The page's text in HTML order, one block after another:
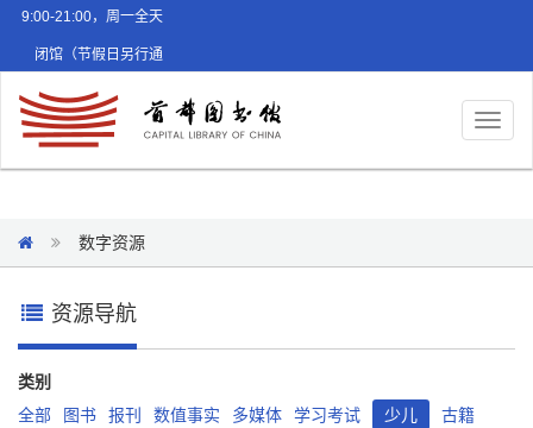
9:00-21:00，周一全天
闭馆（节假日另行通
数字资源
资源导航
类别
全部
图书 报刊 数值事实 多媒体 学习考试 少儿
古籍